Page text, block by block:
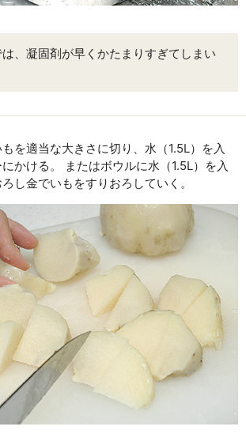
、凝固剤が早くかたまりすぎてしまい
を適当な大きさに切り、水（1.5L）を入
かける。 またはボウルに水（1.5L）を入
し金でいもをすりおろしていく。